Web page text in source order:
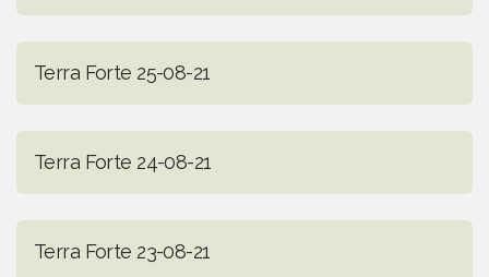
Terra Forte 25-08-21
Terra Forte 24-08-21
Terra Forte 23-08-21